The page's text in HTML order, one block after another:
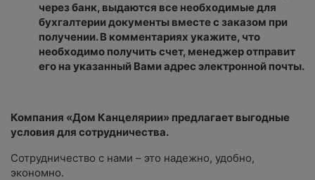
через банк, выдаются все необходимые для
бухгалтерии документы вместе с заказом при
получении. В комментариях укажите, что
необходимо получить счет, менеджер отправит
его на указанный Вами адрес электронной почты.
Компания «Дом Канцелярии» предлагает выгодные
условия для сотрудничества.
Сотрудничество с нами – это надежно, удобно,
экономно.